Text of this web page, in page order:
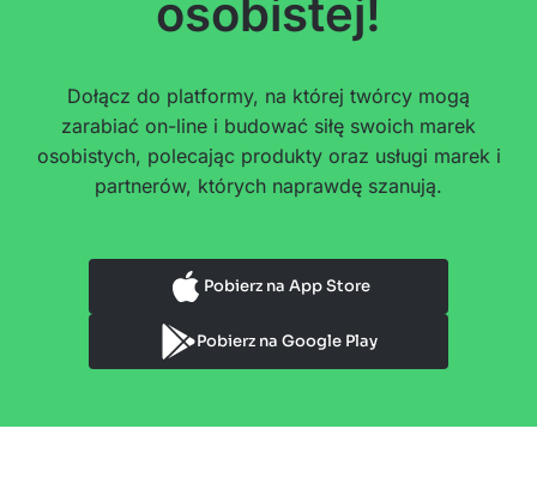
osobistej!
Dołącz do platformy, na której twórcy mogą
zarabiać on-line i budować siłę swoich marek
osobistych, polecając produkty oraz usługi marek i
partnerów, których naprawdę szanują.
Pobierz na App Store
Pobierz na Google Play